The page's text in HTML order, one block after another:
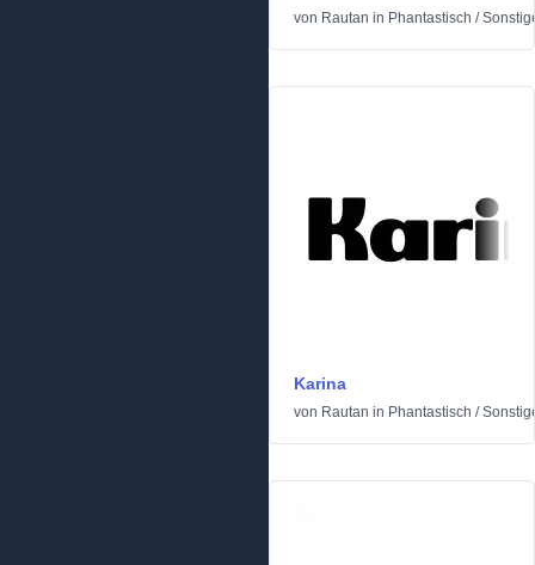
von Rautan in Phantastisch /
Karina
von Rautan in Phantastisch /